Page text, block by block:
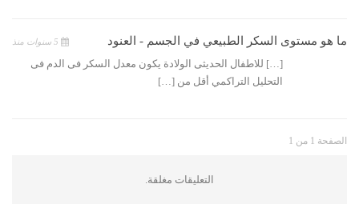
ما هو مستوى السكر الطبيعي في الجسم - العنود
[…] للاطفال الحديثى الولادة يكون معدل السكر فى الدم فى
التحليل التراكمي أقل من […]
الصفحة 1 من 1
التعليقات مغلقة.